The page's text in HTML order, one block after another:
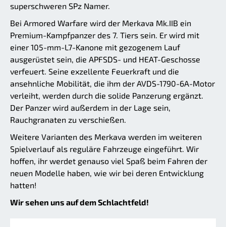
superschweren SPz Namer.
Bei Armored Warfare wird der Merkava Mk.IIB ein
Premium-Kampfpanzer des 7. Tiers sein. Er wird mit
einer 105-mm-L7-Kanone mit gezogenem Lauf
ausgerüstet sein, die APFSDS- und HEAT-Geschosse
verfeuert. Seine exzellente Feuerkraft und die
ansehnliche Mobilität, die ihm der AVDS-1790-6A-Motor
verleiht, werden durch die solide Panzerung ergänzt.
Der Panzer wird außerdem in der Lage sein,
Rauchgranaten zu verschießen.
Weitere Varianten des Merkava werden im weiteren
Spielverlauf als reguläre Fahrzeuge eingeführt. Wir
hoffen, ihr werdet genauso viel Spaß beim Fahren der
neuen Modelle haben, wie wir bei deren Entwicklung
hatten!
Wir sehen uns auf dem Schlachtfeld!